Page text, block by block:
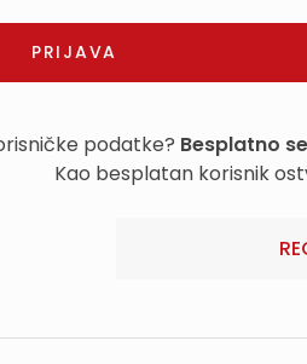
podatke? Besplatno
Kao besplatan korisnik